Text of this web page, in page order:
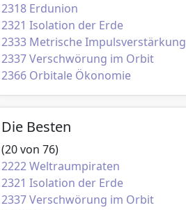
2318 Erdunion
2321 Isolation der Erde
2333 Metrische Impulsverstärkung
2337 Verschwörung im Orbit
2366 Orbitale Ökonomie
Die Besten
(20 von 76)
2222 Weltraumpiraten
2321 Isolation der Erde
2337 Verschwörung im Orbit